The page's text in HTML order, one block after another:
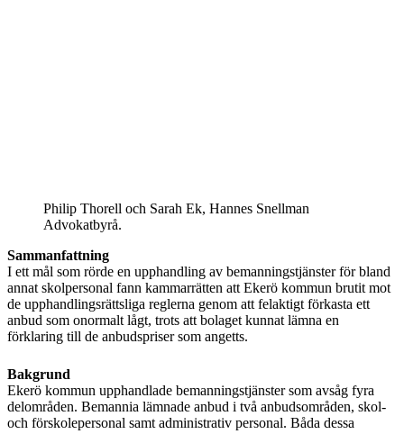
Philip Thorell och Sarah Ek, Hannes Snellman
Advokatbyrå.
Sammanfattning
I ett mål som rörde en upphandling av bemanningstjänster för bland
annat skolpersonal fann kammarrätten att Ekerö kommun brutit mot
de upphandlingsrättsliga reglerna genom att felaktigt förkasta ett
anbud som onormalt lågt, trots att bolaget kunnat lämna en
förklaring till de anbudspriser som angetts.
Bakgrund
Ekerö kommun upphandlade bemanningstjänster som avsåg fyra
delområden. Bemannia lämnade anbud i två anbudsområden, skol-
och förskolepersonal samt administrativ personal. Båda dessa